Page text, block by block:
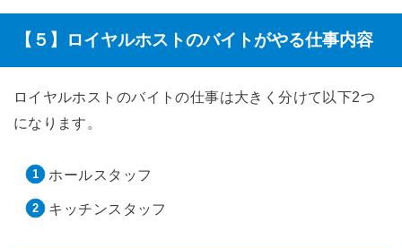
【５】ロイヤルホストのバイトがやる仕事内容
ロイヤルホストのバイトの仕事は大きく分けて以下2つ
になります。
ホールスタッフ
キッチンスタッフ